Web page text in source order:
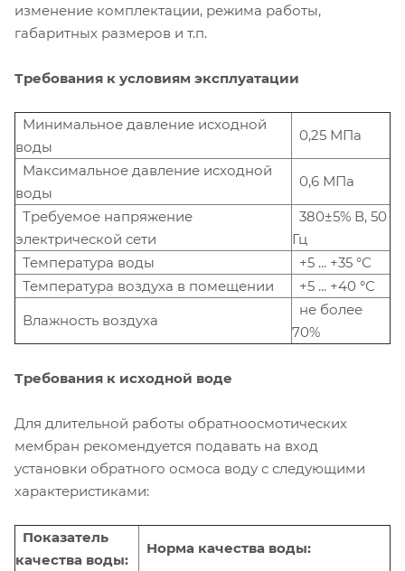
изменение комплектации, режима работы,
габаритных размеров и т.п.
Требования к условиям эксплуатации
Минимальное давление исходной
воды
0,25 МПа
Максимальное давление исходной
воды
0,6 МПа
Требуемое напряжение
электрической сети
380±5% В, 50
Гц
Температура воды
+5 ... +35 °С
Температура воздуха в помещении
+5 ... +40 °С
Влажность воздуха
не более
70%
Требования к исходной воде
Для длительной работы обратноосмотических
мембран рекомендуется подавать на вход
установки обратного осмоса воду с следующими
характеристиками:
Показатель
качества воды:
Норма качества воды: